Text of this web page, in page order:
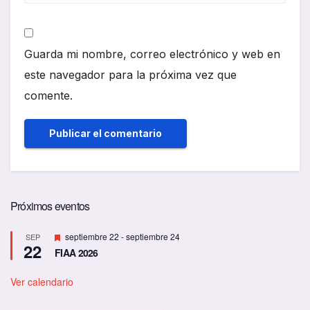
Guarda mi nombre, correo electrónico y web en
este navegador para la próxima vez que
comente.
Próximos eventos
SEP
22
D
e
s
a
septiembre 22 -septiembre 24
FIAA 2026
Ver calendario